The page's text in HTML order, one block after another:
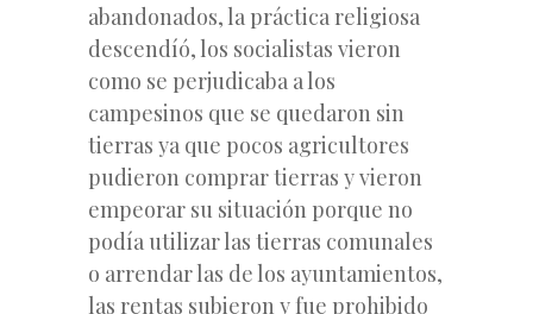
abandonados, la práctica religiosa
descendíó, los socialistas vieron
como se perjudicaba a los
campesinos que se quedaron sin
tierras ya que pocos agricultores
pudieron comprar tierras y vieron
empeorar su situación porque no
podía utilizar las tierras comunales
o arrendar las de los ayuntamientos,
las rentas subieron y fue prohibido